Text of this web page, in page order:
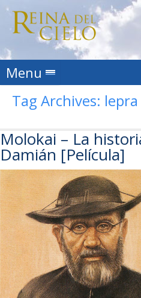
Menu Skip to content
Tag Archives: lepra
Molokai – La
Damián [Película]